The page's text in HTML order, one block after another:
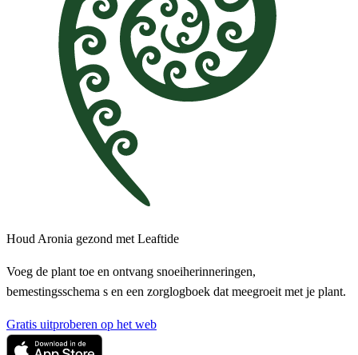
Houd Aronia gezond met Leaftide
Voeg de plant toe en ontvang snoeiherinneringen,
bemestingsschema s en een zorglogboek dat meegroeit met je plant.
Gratis uitproberen op het web